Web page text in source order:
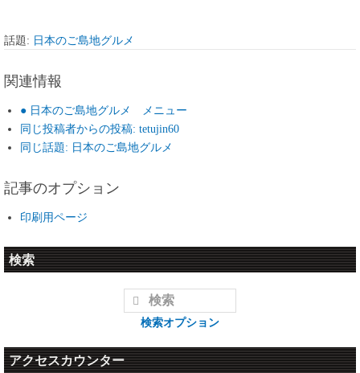
話題: 日本のご島地グルメ
関連情報
● 日本のご島地グルメ メニュー
同じ投稿者からの投稿: tetujin60
同じ話題: 日本のご島地グルメ
記事のオプション
印刷用ページ
検索
検索オプション
アクセスカウンター